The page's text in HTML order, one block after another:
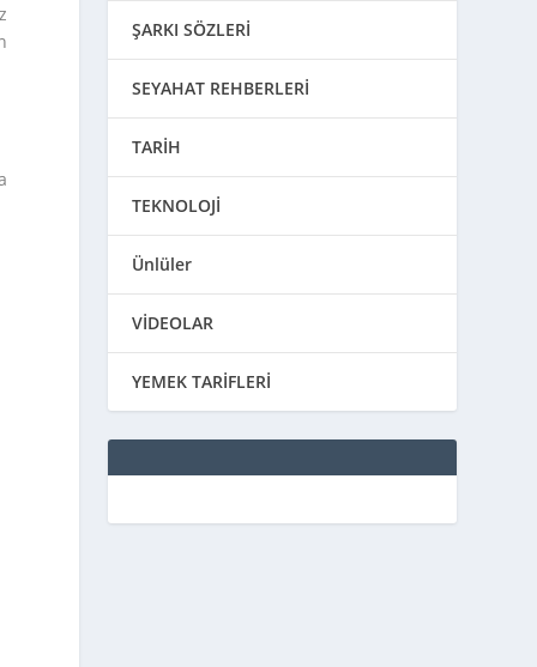
ŞARKI SÖZLERİ
SEYAHAT REHBERLERİ
TARİH
TEKNOLOJİ
Ünlüler
VİDEOLAR
YEMEK TARİFLERİ